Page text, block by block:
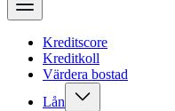
Kreditscore
Kreditkoll
Värdera bostad
Lån